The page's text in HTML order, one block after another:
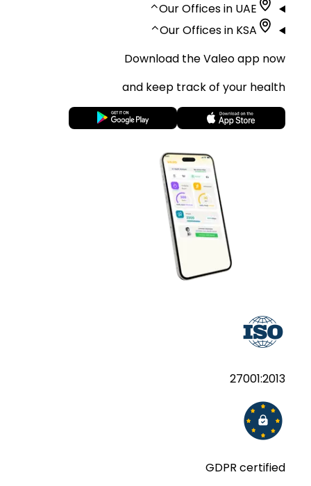
Our Offices in UAE
⌃
Our Offices in KSA
⌃
Download the Valeo app now
and keep track of your health
27001:2013
GDPR certified